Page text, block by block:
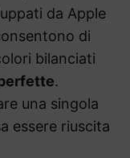
da Apple
di
bilanciati
.
una singola
essere riuscita